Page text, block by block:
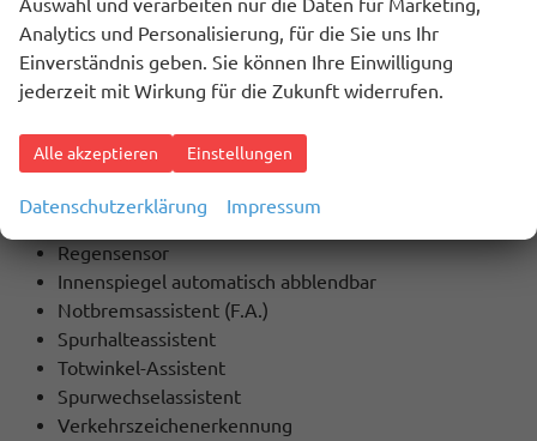
SICHERHEIT:
ABS
ESP
Stabilitätskontrolle
ASC (Traktionskontrolle)
ASR (Antriebsschlupfregelung)
Servolenkung
Regensensor
Innenspiegel automatisch abblendbar
Notbremsassistent (F.A.)
Spurhalteassistent
Totwinkel-Assistent
Spurwechselassistent
Verkehrszeichenerkennung
Auswahl und verarbeiten nur die Daten für Marketing,
Analytics und Personalisierung, für die Sie uns Ihr
Einverständnis geben. Sie können Ihre Einwilligung
jederzeit mit Wirkung für die Zukunft widerrufen.
Alle akzeptieren Einstellungen
Datenschutzerklärung Impressum